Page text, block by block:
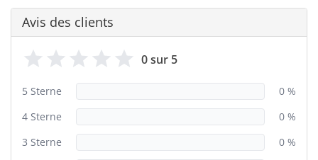
Avis des clients
0 sur 5
5 Sterne
0 %
4 Sterne
0 %
3 Sterne
0 %